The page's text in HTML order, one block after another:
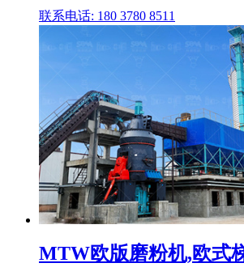
联系电话: 180 3780 8511
MTW欧版磨粉机,欧式